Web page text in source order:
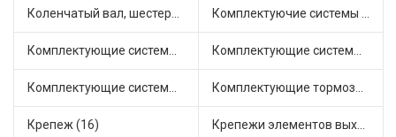
Коленчатый вал, шестерни коленчатого вала (1) Комплектуючие системы стеклоочистителя (6)
Комплектующие системы выпуска отработавших газов (12) Комплектующие системы отопления (28)
Комплектующие системы питания (21) Комплектующие тормозной системы (15)
Крепеж (16) Крепежи элементов выхлопной системы (3)